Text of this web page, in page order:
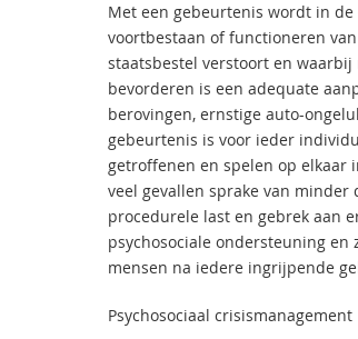
Met een gebeurtenis wordt in
voortbestaan of functioneren
staatsbestel verstoort en
bevorderen is een adequate
berovingen, ernstige auto-
gebeurtenis is voor ieder
getroffenen en spelen op elkaar
veel gevallen sprake van
procedurele last en gebrek aan
psychosociale ondersteuning
mensen na iedere ingrijpende
Psychosociaal crisismanagement